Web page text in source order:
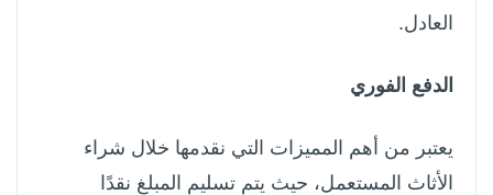
العادل.
الدفع الفوري
يعتبر من أهم المميزات التي نقدمها خلال شراء
الأثاث المستعمل، حيث يتم تسليم المبلغ نقدًا